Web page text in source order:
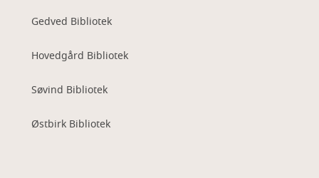
Gedved Bibliotek
Hovedgård Bibliotek
Søvind Bibliotek
Østbirk Bibliotek